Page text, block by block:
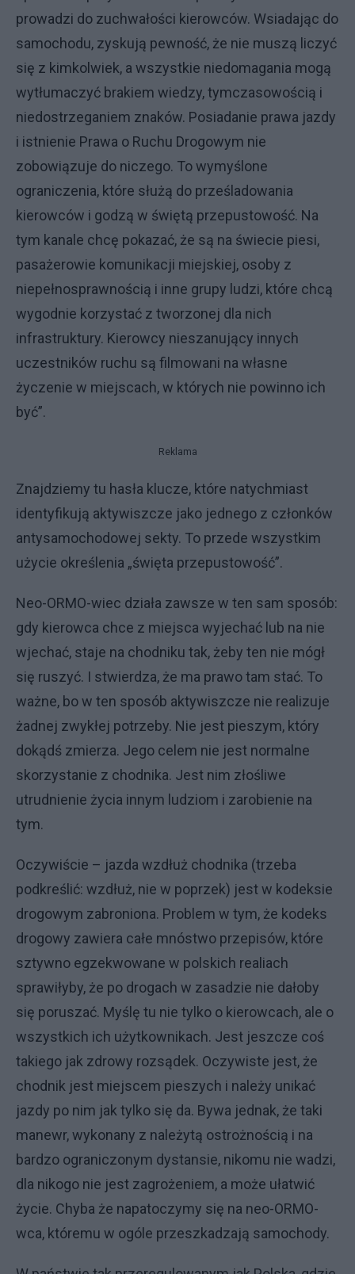
prowadzi do zuchwałości kierowców. Wsiadając do
samochodu, zyskują pewność, że nie muszą liczyć
się z kimkolwiek, a wszystkie niedomagania mogą
wytłumaczyć brakiem wiedzy, tymczasowością i
niedostrzeganiem znaków. Posiadanie prawa jazdy
i istnienie Prawa o Ruchu Drogowym nie
zobowiązuje do niczego. To wymyślone
ograniczenia, które służą do prześladowania
kierowców i godzą w świętą przepustowość. Na
tym kanale chcę pokazać, że są na świecie piesi,
pasażerowie komunikacji miejskiej, osoby z
niepełnosprawnością i inne grupy ludzi, które chcą
wygodnie korzystać z tworzonej dla nich
infrastruktury. Kierowcy nieszanujący innych
uczestników ruchu są filmowani na własne
życzenie w miejscach, w których nie powinno ich
być”.
Reklama
Znajdziemy tu hasła klucze, które natychmiast
identyfikują aktywiszcze jako jednego z członków
antysamochodowej sekty. To przede wszystkim
użycie określenia „święta przepustowość”.
Neo-ORMO-wiec działa zawsze w ten sam sposób:
gdy kierowca chce z miejsca wyjechać lub na nie
wjechać, staje na chodniku tak, żeby ten nie mógł
się ruszyć. I stwierdza, że ma prawo tam stać. To
ważne, bo w ten sposób aktywiszcze nie realizuje
żadnej zwykłej potrzeby. Nie jest pieszym, który
dokądś zmierza. Jego celem nie jest normalne
skorzystanie z chodnika. Jest nim złośliwe
utrudnienie życia innym ludziom i zarobienie na
tym.
Oczywiście – jazda wzdłuż chodnika (trzeba
podkreślić: wzdłuż, nie w poprzek) jest w kodeksie
drogowym zabroniona. Problem w tym, że kodeks
drogowy zawiera całe mnóstwo przepisów, które
sztywno egzekwowane w polskich realiach
sprawiłyby, że po drogach w zasadzie nie dałoby
się poruszać. Myślę tu nie tylko o kierowcach, ale o
wszystkich ich użytkownikach. Jest jeszcze coś
takiego jak zdrowy rozsądek. Oczywiste jest, że
chodnik jest miejscem pieszych i należy unikać
jazdy po nim jak tylko się da. Bywa jednak, że taki
manewr, wykonany z należytą ostrożnością i na
bardzo ograniczonym dystansie, nikomu nie wadzi,
dla nikogo nie jest zagrożeniem, a może ułatwić
życie. Chyba że napatoczymy się na neo-ORMO-
wca, któremu w ogóle przeszkadzają samochody.